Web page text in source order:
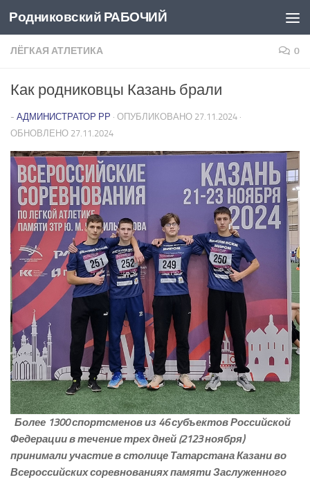
Перейти к содержимому
Родниковский РАБОЧИЙ
ЛЁГКАЯ АТЛЕТИКА 0
Как родниковцы Казань брали
- АДМИНИСТРАТОР РР · ОПУБЛИКОВАНО 27.11.2024 ·
ОБНОВЛЕНО 27.11.2024
Более 1300 спортсменов из 46 субъектов Российской
Федерации в течение трех дней (21­23 ноября)
принимали участие в столице Татарстана Казани во
Всероссийских соревнованиях памяти Заслуженного